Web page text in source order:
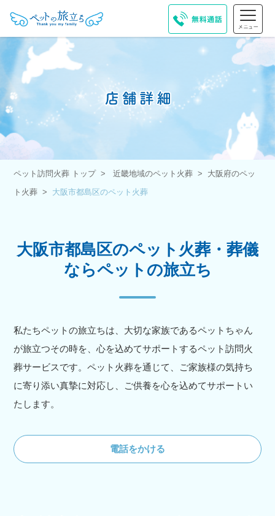
ペット訪問火葬 トップ 近畿地域のペット火葬
大阪府のペッ
ト火葬
大阪市都島区のペット火葬
大阪市都島区のペット火葬・葬儀
ならペットの旅立ち
私たちペットの旅立ちは、大切な家族であるペットちゃん
が旅立つその時を、心を込めてサポートするペット訪問火
葬サービスです。ペット火葬を通じて、ご家族様の気持ち
に寄り添い真摯に対応し、ご供養を心を込めてサポートい
たします。
電話をかける